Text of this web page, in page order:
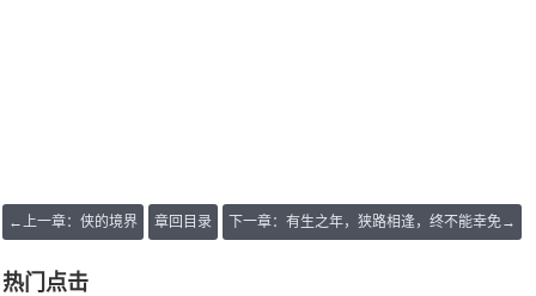
←上一章：侠的境界 章回目录 下一章：有生之年，狭路相逢，终不能幸免→
热门点击